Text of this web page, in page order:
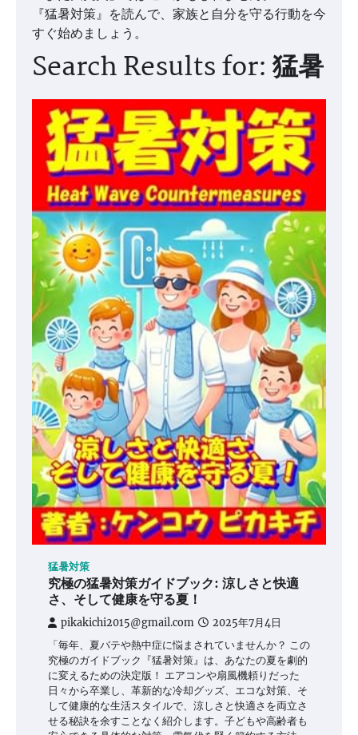
『猛暑対策』を読んで、家族と自分を守る行動を今
すぐ始めましょう。
Search Results for: 猛暑
猛暑対策
究極の猛暑対策ガイドブック: 涼しさと快適
さ、そして健康を守る夏！
pikakichi2015@gmail.com 2025年7月4日
「毎年、夏バテや熱中症に悩まされていませんか？ この
究極のガイドブック『猛暑対策』は、あなたの夏を劇的
に変えるための決定版！ エアコンや扇風機頼りだった
日々から卒業し、革新的な冷却グッズ、エコな対策、そ
して健康的な生活スタイルで、涼しさと快適さを両立さ
せる秘訣を余すことなく紹介します。子どもや高齢者も